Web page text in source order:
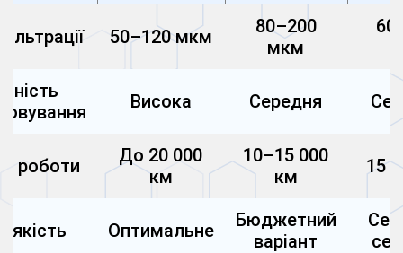
50–120 мкм
80–200
мкм
Висока Середня
роботи
До 20 000
км
10–15 000
км
15
якість Оптимальне
Бюджетний
варіант